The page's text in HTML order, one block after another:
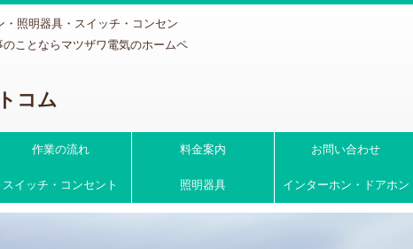
照明器具・スイッチ・コンセン
のことならマツザワ電気のホームペ
コム
作業の流れ 料金案内 お問い合わせ
スイッチ・コンセント 照明器具 インターホン・ドアホン